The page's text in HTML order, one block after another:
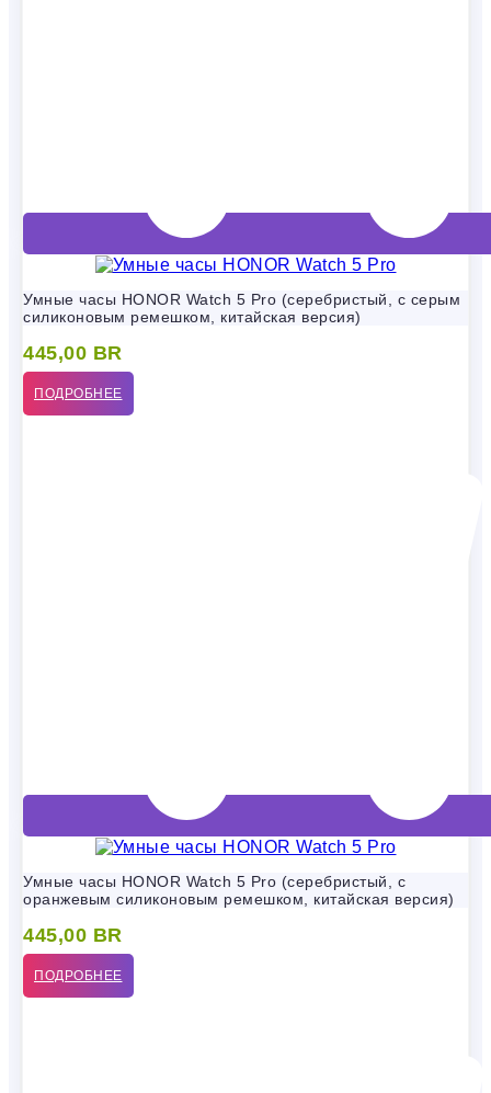
Умные часы HONOR Watch 5 Pro (серебристый, с серым
силиконовым ремешком, китайская версия)
445,00 BR
ПОДРОБНЕЕ
Умные часы HONOR Watch 5 Pro (серебристый, с
оранжевым силиконовым ремешком, китайская версия)
445,00 BR
ПОДРОБНЕЕ